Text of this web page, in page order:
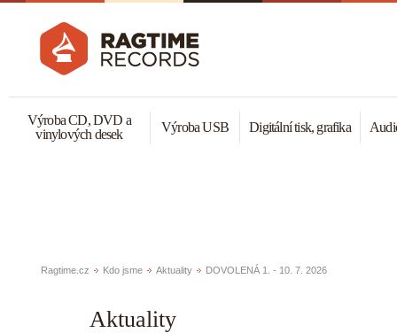
Výroba CD, DVD a
vinylových desek
Výroba USB Digitální tisk, grafika
Ragtime.cz Kdo jsme Aktuality DOVOLENÁ 1. - 10. 7. 2026
Aktuality